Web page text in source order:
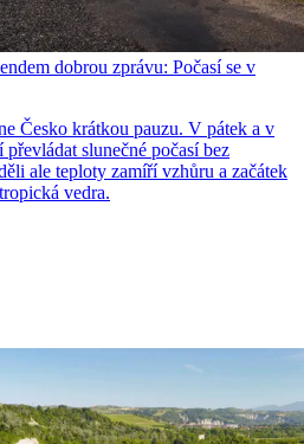
dobrou zprávu: Počasí se v
Česko krátkou pauzu. V pátek a v
slunečné počasí bez
ale teploty zamíří vzhůru a začátek
vedra.